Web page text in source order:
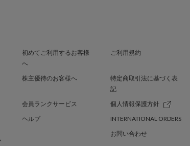
初めてご利用するお客様
へ
ご利用規約
株主優待のお客様へ
特定商取引法に基づく表
記
会員ランクサービス
個人情報保護方針
ヘルプ
INTERNATIONAL ORDERS
お問い合わせ